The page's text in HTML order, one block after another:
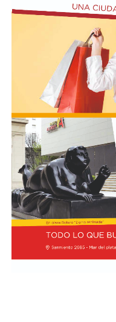
en la ruta 88, a pocos
Junto con el
tres docentes que,
automóvil pocos
haciendo dedo. La
sobrevivió el chofer
El hall del Palacio
sus restos y ante el
aquel momento,
habían dado sus
el liderazgo de “Coco”
vicegobernador Luis
hasta la despedida final.
Antes de ser
municipal, el féretro
Parroquia de los